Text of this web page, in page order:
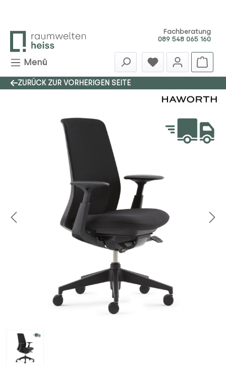
Fachberatung
089 548 065 160
Menü
ZURÜCK ZUR VORHERIGEN SEITE
Bildergalerie überspringen